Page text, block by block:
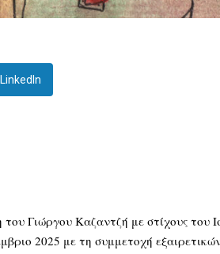
LinkedIn
Γιώργου Καζαντζή με στίχους
2025 με τη συμμετοχή